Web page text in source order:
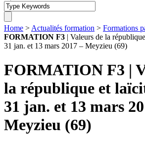
Home > Actualités formation > Formations
FORMATION F3 | Valeurs de la
31 jan. et 13 mars 2017 – Meyzieu (69)
FORMATION F3 |
la république et
31 jan. et 13 mars
Meyzieu (69)